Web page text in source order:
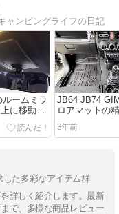
ャンピングライフの日記
ームミラ
に移動し
JB64 JB74
ロアマットの
ぎた
3年前
た多彩なアイテム群
詳しく紹介します。最新
で、多様な商品レビュー